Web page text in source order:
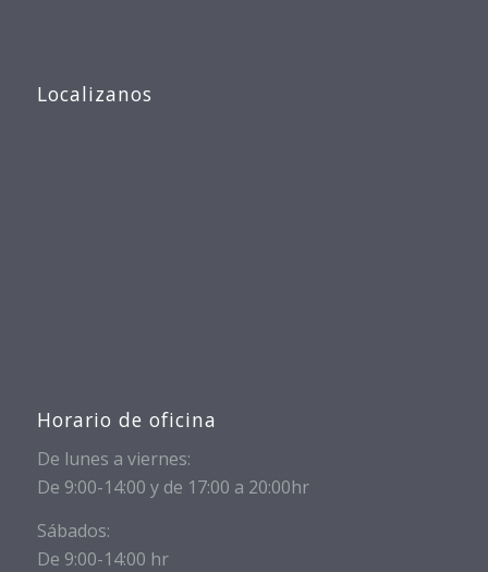
Localizanos
Horario de oficina
De lunes a viernes:
De 9:00-14:00 y de 17:00 a 20:00hr
Sábados:
De 9:00-14:00 hr